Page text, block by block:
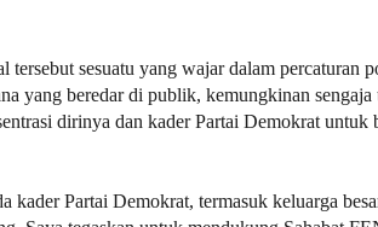
sesuatu yang wajar dalam percaturan
yang beredar di publik, kemungkinan
dirinya dan kader Partai Demokrat untuk
kader Partai Demokrat, termasuk keluarga